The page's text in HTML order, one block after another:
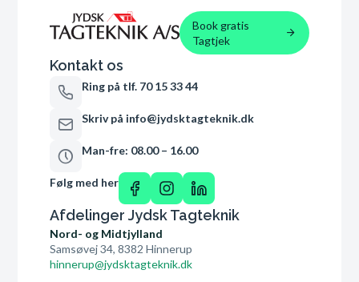
Book gratis
Tagtjek
Kontakt os
Ring på tlf. 70 15 33 44
Skriv på info@jydsktagteknik.dk
Man-fre: 08.00 – 16.00
Følg med her
Afdelinger Jydsk Tagteknik
Nord- og Midtjylland
Samsøvej 34, 8382 Hinnerup
hinnerup@jydsktagteknik.dk